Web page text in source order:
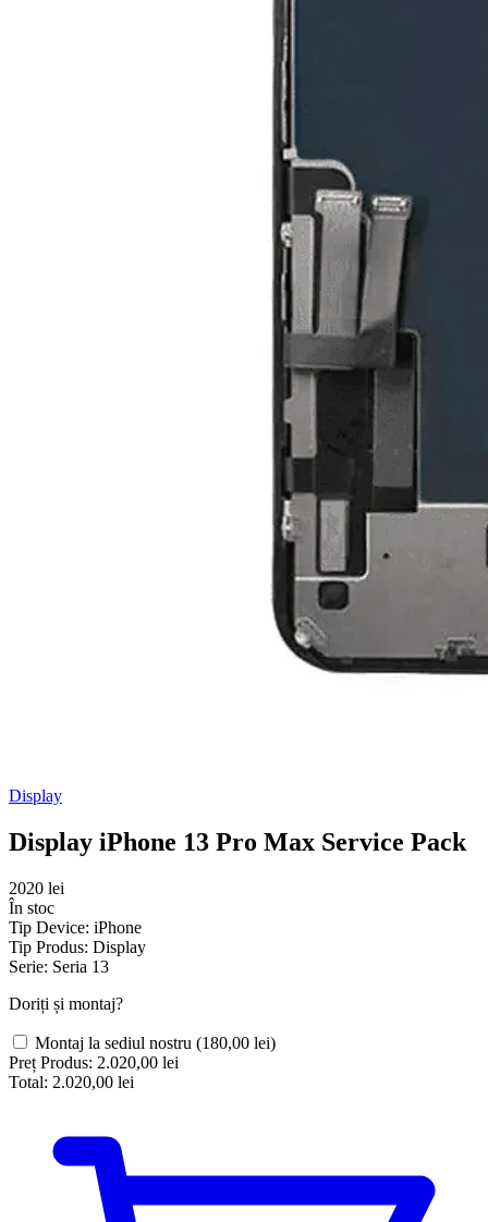
Display
Display iPhone 13 Pro Max Service Pack
2020 lei
În stoc
Tip Device: iPhone
Tip Produs: Display
Serie: Seria 13
Doriți și montaj?
Montaj la sediul nostru (180,00 lei)
Preț Produs: 2.020,00 lei
Total: 2.020,00 lei